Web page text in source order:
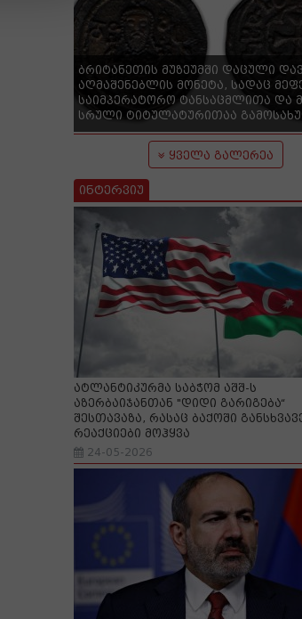
ბრიტანეთის მუზეუმში დაცული
აღმაშენებლის მონეტა, სადაც
საიმპერატორო ტანსაცმლითა და
სრული ტიტულატურითაა
ყველა გალერეა
ინტერვიუ
ატლანტიკურმა საბჭომ აშშ-ს
აზერბაიჯანთან "დიდი გარიგება“
შესთავაზა, რასაც ბაქოში
რეაქციები მოჰყვა
24-05-2026